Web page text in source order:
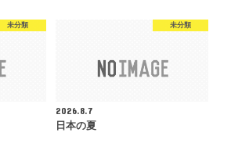
未分類 未分類
2026.8.7
日本の夏